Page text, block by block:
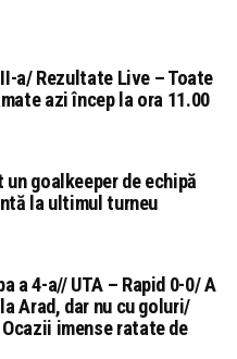
a/ Rezultate Live – Toate
azi încep la ora 11.00
goalkeeper de echipă
la ultimul turneu
a 4-a// UTA – Rapid 0-0/ A
Arad, dar nu cu goluri/
imense ratate de